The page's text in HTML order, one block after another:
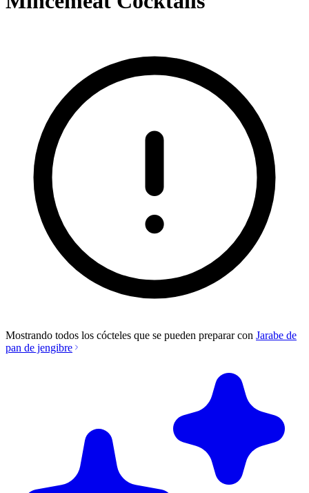
Mostrando todos los cócteles que se pueden preparar con Jarabe de
pan de jengibre